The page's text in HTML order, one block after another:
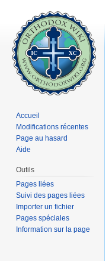
Accueil
Modifications récentes
Page au hasard
Aide
Outils
Pages liées
Suivi des pages liées
Importer un fichier
Pages spéciales
Information sur la page